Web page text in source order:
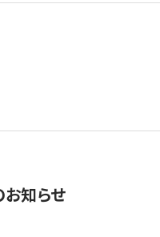
お知らせ